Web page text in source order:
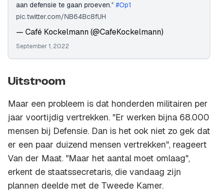
aan defensie te gaan proeven.” #Op1
pic.twitter.com/NB64Bc8fUH
— Café Kockelmann (@CafeKockelmann)
September 1, 2022
Uitstroom
Maar een probleem is dat honderden militairen per
jaar voortijdig vertrekken. "Er werken bijna 68.000
mensen bij Defensie. Dan is het ook niet zo gek dat
er een paar duizend mensen vertrekken", reageert
Van der Maat. "Maar het aantal moet omlaag",
erkent de staatssecretaris, die vandaag zijn
plannen deelde met de Tweede Kamer.